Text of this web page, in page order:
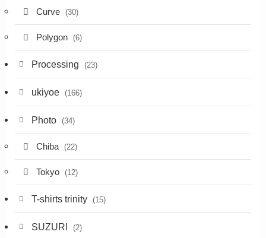
Curve (30)
Polygon (6)
Processing (23)
ukiyoe (166)
Photo (34)
Chiba (22)
Tokyo (12)
T-shirts trinity (15)
SUZURI (2)